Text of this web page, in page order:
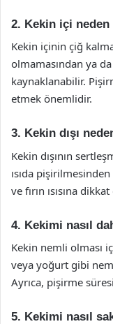
2. Kekin içi neden
Kekin içinin çiğ
olmamasından ya da
kaynaklanabilir.
etmek önemlidir.
3. Kekin dışı
Kekin dışının
ısıda
ve fırın ısısına
4. Kekimi nasıl
Kekin nemli olması
veya yoğurt gibi
Ayrıca, pişirme
5. Kekimi nasıl